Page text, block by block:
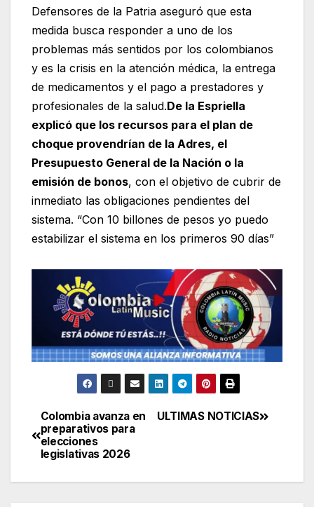
Defensores de la Patria aseguró que esta
medida busca responder a uno de los
problemas más sentidos por los colombianos
y es la crisis en la atención médica, la entrega
de medicamentos y el pago a prestadores y
profesionales de la salud.De la Espriella
explicó que los recursos para el plan de
choque provendrían de la Adres, el
Presupuesto General de la Nación o la
emisión de bonos, con el objetivo de cubrir de
inmediato las obligaciones pendientes del
sistema. “Con 10 billones de pesos yo puedo
estabilizar el sistema en los primeros 90 días”
ULTIMAS NOTICIAS
Colombia avanza en
preparativos para
elecciones
legislativas 2026